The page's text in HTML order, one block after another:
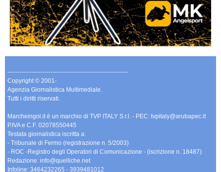
-------------------------------------------------------------
Copyright © 2001-
Agenzia Giornalistica Multimediale.
Tutti i diritti riservati.
Marcheingol.it è un marchio di TVP ITALY S.r.l. - PEC: tvpitaly@arubapec.it
P.IVA e C.F. 02078550445
Testata giornalistica iscritta a:
- Tribunale di Fermo (registrazione n. 5/2003)
- ROC -Registro degli Operatori di Comunicazione - (iscrizione n. 18487)
Redazione: info@quelliche.net
Infoline: 3464232265 - 3939481012